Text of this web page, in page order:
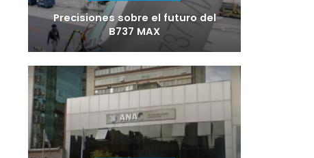
Precisiones sobre el futuro del
B737 MAX